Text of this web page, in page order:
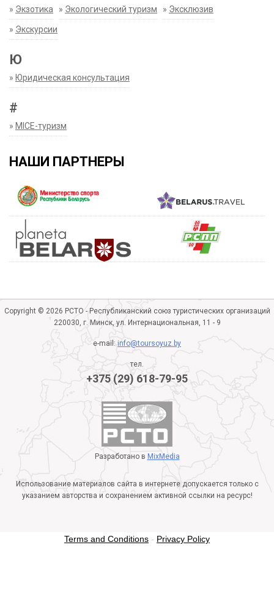
» Экзотика » Экологический туризм » Эксклюзив
» Экскурсии
Ю
» Юридическая консультация
#
» MICE-туризм
НАШИ ПАРТНЕРЫ
Copyright © 2026 РСТО - Республиканский союз туристических организаций
220030, г. Минск, ул. Интернациональная, 11 - 9
e-mail:info@toursoyuz.by
тел.
+375 (29) 618-79-95
Разработано в MixMedia
Использование материалов сайта в интернете допускается только с
указанием авторства и сохранением активной ссылки на ресурс!
Terms and Conditions - Privacy Policy